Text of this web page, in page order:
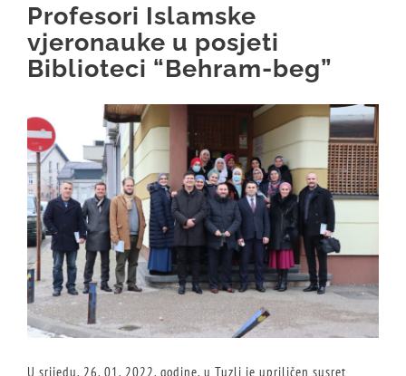
Profesori Islamske
vjeronauke u posjeti
Biblioteci “Behram-beg”
U srijedu, 26. 01. 2022. godine, u Tuzli je upriličen susret